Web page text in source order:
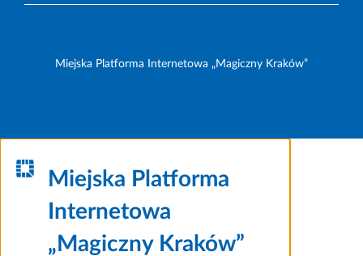
Miejska Platforma Internetowa „Magiczny Kraków”
Miejska Platforma
Internetowa
„Magiczny Kraków”